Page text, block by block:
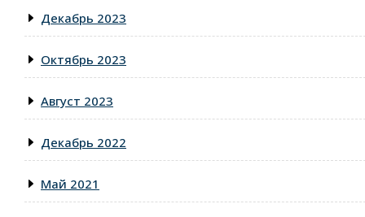
Декабрь 2023
Октябрь 2023
Август 2023
Декабрь 2022
Май 2021